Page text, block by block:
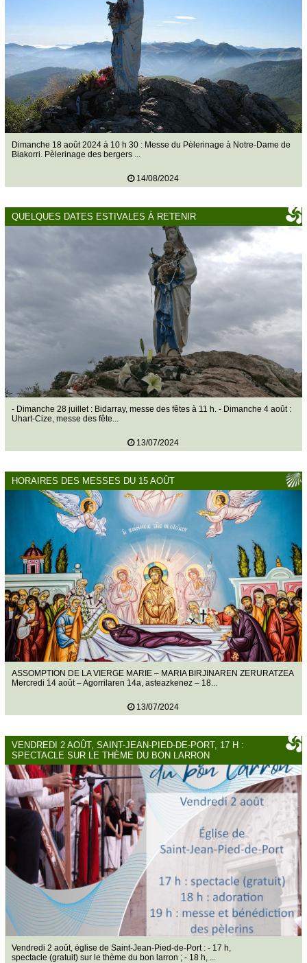
Dimanche 18 août 2024 à 10 h 30 : Messe du Pèlerinage à Notre-Dame de
Biakorri. Pèlerinage des bergers ...
14/08/2024
QUELQUES DATES ESTIVALES À RETENIR
- Dimanche 28 juillet : Bidarray, messe des fêtes à 11 h. - Dimanche 4 août :
Uhart-Cize, messe des fête...
13/07/2024
HORAIRES DES MESSES DU 15 AOÛT
ASSOMPTION DE LA VIERGE MARIE – MARIA BIRJINAREN ZERURATZEA
Mercredi 14 août – Agorrilaren 14a, asteazkenez – 18...
13/07/2024
VENDREDI 2 AOÛT, SAINT-JEAN-PIED-DE-PORT, 17 H :
SPECTACLE SUR LE THÈME DU BON LARRON
Vendredi 2 août, église de Saint-Jean-Pied-de-Port : - 17 h,
spectacle (gratuit) sur le thème du bon larron ; - 18 h, ...